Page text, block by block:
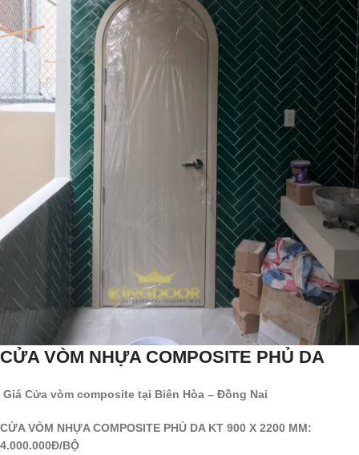
CỬA VÒM NHỰA COMPOSITE PHỦ DA
Giá Cửa vòm composite tại Biên Hòa – Đồng Nai
CỬA VÒM NHỰA COMPOSITE PHỦ DA KT 900 X 2200 MM:
4.000.000Đ/BỘ